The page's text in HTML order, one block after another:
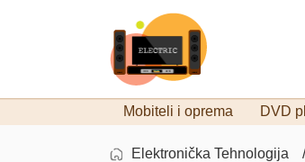
Mobiteli i oprema DVD
Elektronička Tehnologija